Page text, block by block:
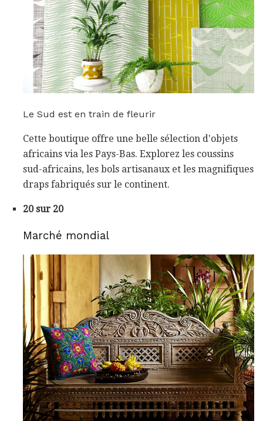
Le Sud est en train de fleurir
Cette boutique offre une belle sélection d'objets
africains via les Pays-Bas. Explorez les coussins
sud-africains, les bols artisanaux et les magnifiques
draps fabriqués sur le continent.
20 sur 20
Marché mondial